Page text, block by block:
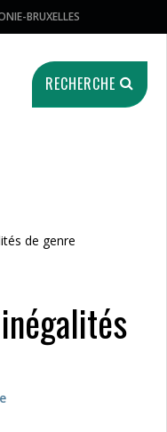
BRUXELLES
RECHERCHE
de genre